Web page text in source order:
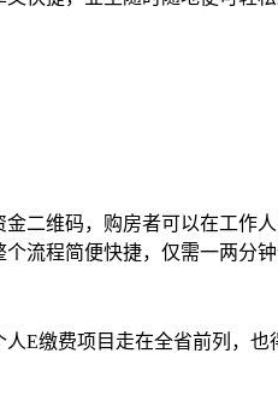
二维码，购房者可以在工作
流程简便快捷，仅需一两分钟
E缴费项目走在全省前列，也